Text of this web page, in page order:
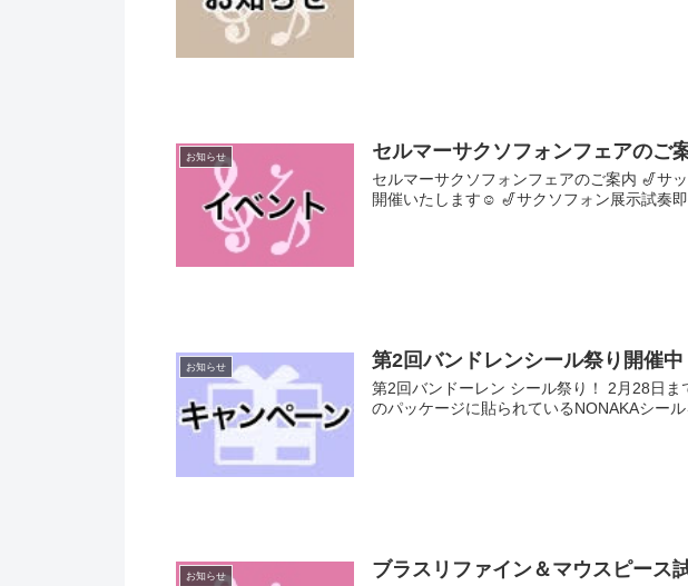
お知らせ セルマーサクソフォンフェアのご
セルマーサクソフォンフェアのご案内 🎷サ
開催いたします☺️ 🎷サクソフォン展示試奏
お知らせ 第2回バンドレンシール祭り開催中
第2回バンドーレン シール祭り！ 2月28日
のパッケージに貼られているNONAKAシー
お知らせ ブラスリファイン＆マウスピース